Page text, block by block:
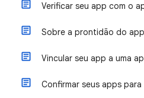
Verificar seu app com o
Sobre a prontidão do app
Vincular seu app a uma
Confirmar seus apps